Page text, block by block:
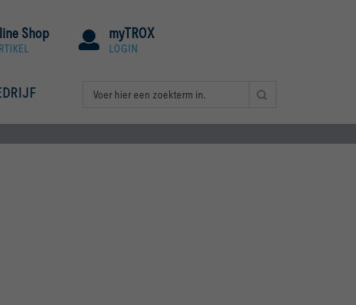
myTROX
LOGIN
Shop